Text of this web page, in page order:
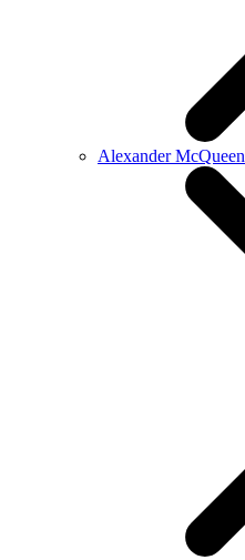
Alexander McQueen